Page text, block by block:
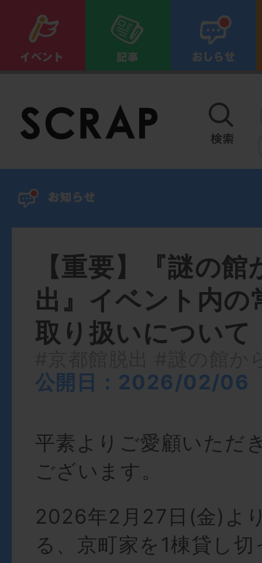
【重要】『謎の
出』イベント内の
取り扱いについて
公開日：2026/02/06
平素よりご愛顧いただ
ございます。
2026年2月27日(金)よ
る、京町家を1棟貸し切